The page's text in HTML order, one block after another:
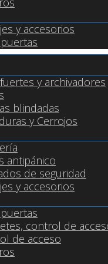
y accesorios
fuertes y archivadores
blindadas
y Cerrojos
antipánico
de seguridad
y accesorios
control de
de acceso